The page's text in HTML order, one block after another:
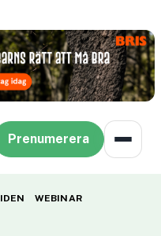
Prenumerera
WEBINAR